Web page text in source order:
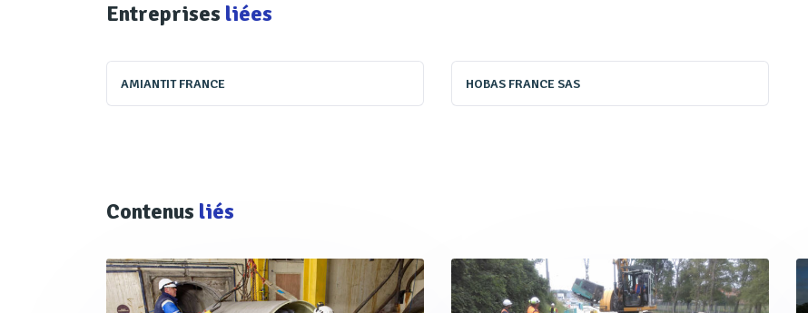
Entreprises liées
AMIANTIT FRANCE HOBAS FRANCE SAS
Contenus liés